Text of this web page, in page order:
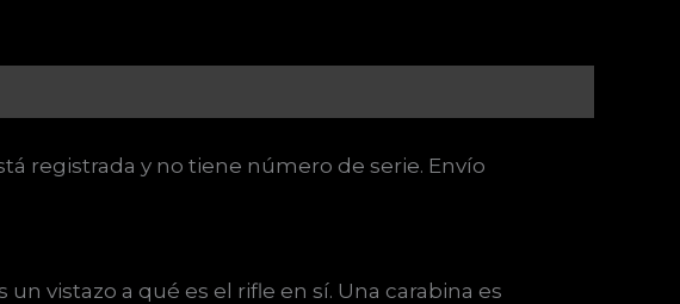
registrada y no tiene número de serie. Envío
vistazo a qué es el rifle en sí. Una carabina es